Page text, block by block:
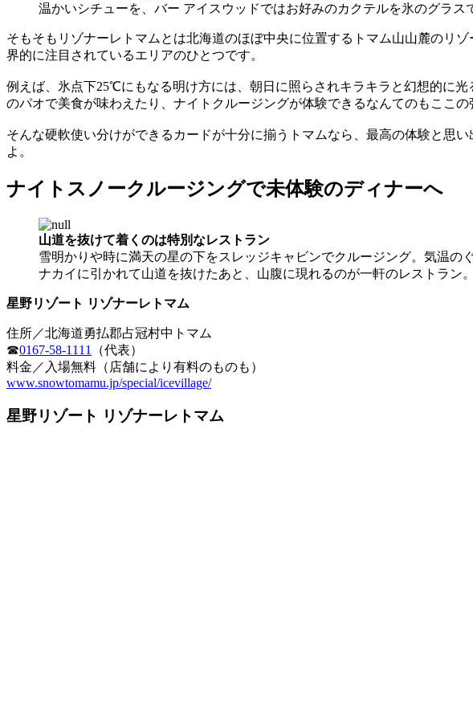
温かいシチューを、バー アイスウッドではお好みのカクテルを氷のグラ
そもそもリゾナーレトマムとは北海道のほぼ中央に位置するトマム山山麓のリ
界的に注目されているエリアのひとつです。
例えば、氷点下25℃にもなる明け方には、朝日に照らされキラキラと幻想的に
のパオで美食が味わえたり、ナイトクルージングが体験できるなんてのもここの
そんな硬軟使い分けができるカードが十分に揃うトマムなら、最高の体験と思
よ。
ナイトスノークルージングで未体験のディナーへ
山道を抜けて着くのは特別なレストラン
雪明かりや時に満天の星の下をスレッジキャビンでクルージング。気温
ナカイに引かれて山道を抜けたあと、山腹に現れるのが一軒のレストラン
星野リゾート リゾナーレトマム
住所／北海道勇払郡占冠村中トマム
☎0167-58-1111
（代表）
料金／入場無料（店舗により有料のものも）
www.snowtomamu.jp/special/icevillage/
星野リゾート リゾナーレトマム